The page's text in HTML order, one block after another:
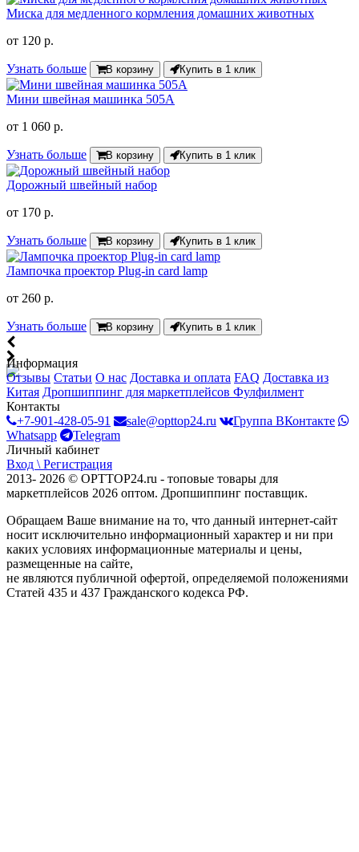
Миска для медленного кормления домашних животных
от 120 р.
Узнать больше В корзину Купить в 1 клик
Мини швейная машинка 505A
от 1 060 р.
Узнать больше В корзину Купить в 1 клик
Дорожный швейный набор
от 170 р.
Узнать больше В корзину Купить в 1 клик
Лампочка проектор Plug-in card lamp
от 260 р.
Узнать больше В корзину Купить в 1 клик
Информация
Отзывы Статьи О нас Доставка и оплата FAQ Доставка из
Китая Дропшиппинг для маркетплейсов Фулфилмент
Контакты
+7-901-428-05-91
sale@opttop24.ru
Группа ВКонтакте
Whatsapp
Telegram
Личный кабинет
Вход \ Регистрация
2013- 2026 © OPTTOP24.ru - топовые товары для
маркетплейсов 2026 оптом. Дропшиппинг поставщик.
Обращаем Ваше внимание на то, что данный интернет-сайт
носит исключительно информационный характер и ни при
каких условиях информационные материалы и цены,
размещенные на сайте,
не являются публичной офертой, определяемой положениями
Статей 435 и 437 Гражданского кодекса РФ.